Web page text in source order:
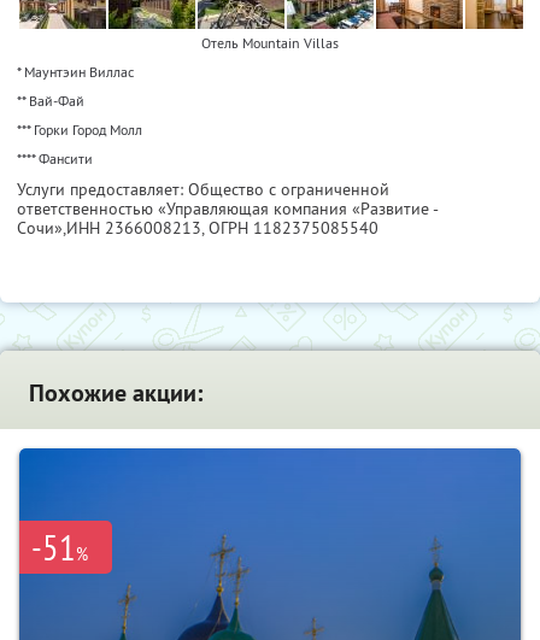
Отель Mountain Villas
* Маунтэин Виллас
** Вай-Фай
*** Горки Город Молл
**** Фансити
Услуги предоставляет: Общество с ограниченной
ответственностью «Управляющая компания «Развитие -
Сочи»,ИНН 2366008213, ОГРН 1182375085540
Похожие акции:
-51%